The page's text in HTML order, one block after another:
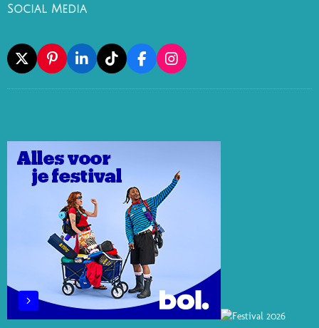
Social Media
X
P
I
N
E
S
T
L
I
N
I
N
T
I
K
F
A
C
O
I
N
S
R
M